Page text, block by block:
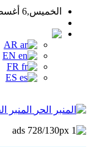
الخميس,6 أغسطس, 2026
AR
EN
FR
ES
المنبر